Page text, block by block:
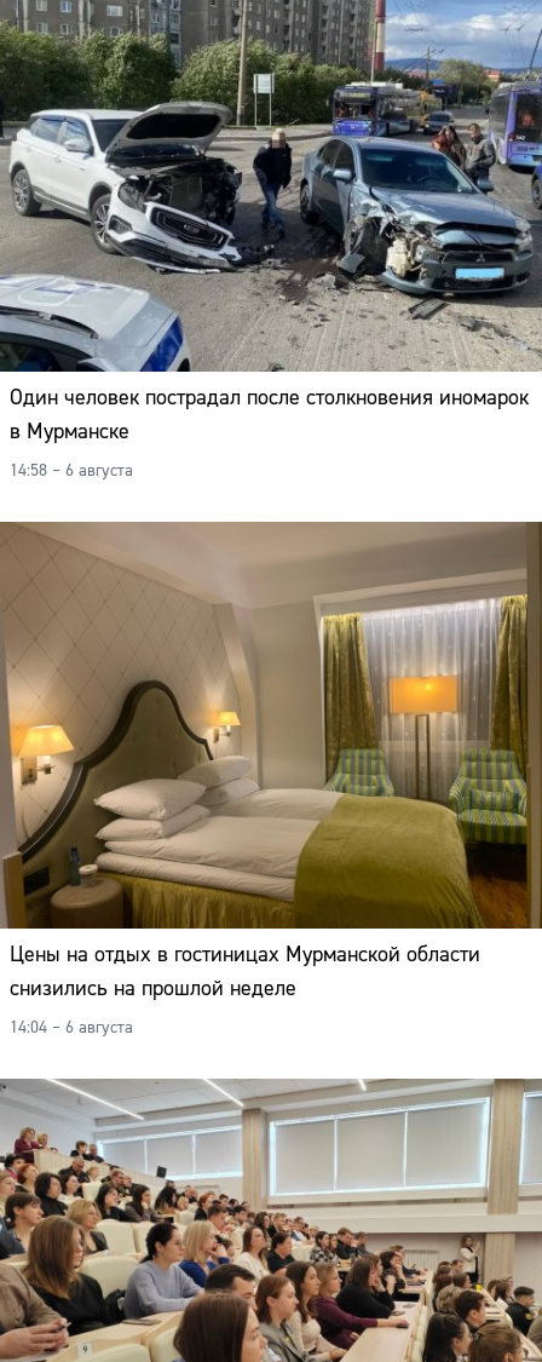
Один человек пострадал после столкновения иномарок
в Мурманске
14:58 – 6 августа
Цены на отдых в гостиницах Мурманской области
снизились на прошлой неделе
14:04 – 6 августа
Адрес:
Телефон: